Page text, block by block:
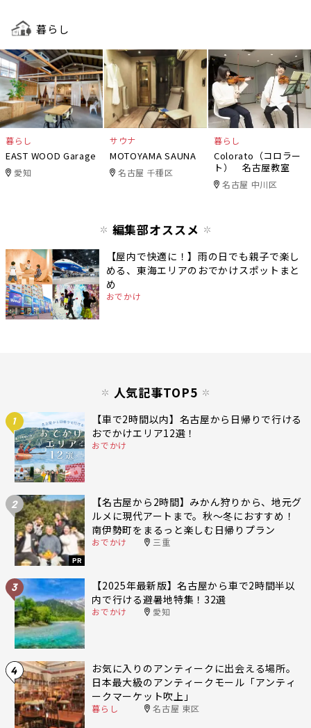
暮らし
暮らし
EAST WOOD Garage
愛知
サウナ
MOTOYAMA SAUNA
名古屋 千種区
暮らし
Colorato（コロラー
ト） 名古屋教室
名古屋 中川区
編集部オススメ
【屋内で快適に！】雨の日でも親子で楽し
める、東海エリアのおでかけスポットまと
め
おでかけ
人気記事TOP5
1
【車で2時間以内】名古屋から日帰りで行ける
おでかけエリア12選！
おでかけ
2
PR
【名古屋から2時間】みかん狩りから、地元グ
ルメに現代アートまで。秋〜冬におすすめ！
南伊勢町をまるっと楽しむ日帰りプラン
おでかけ 三重
3
【2025年最新版】名古屋から車で2時間半以
内で行ける避暑地特集！32選
おでかけ 愛知
4
お気に入りのアンティークに出会える場所。
日本最大級のアンティークモール「アンティ
ークマーケット吹上」
暮らし 名古屋 東区